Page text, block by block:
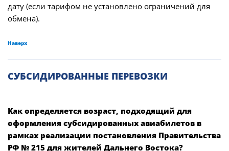
дату (если тарифом не установлено ограничений для
обмена).
Наверх
СУБСИДИРОВАННЫЕ ПЕРЕВОЗКИ
Как определяется возраст, подходящий для
оформления субсидированных авиабилетов в
рамках реализации постановления Правительства
РФ № 215 для жителей Дальнего Востока?